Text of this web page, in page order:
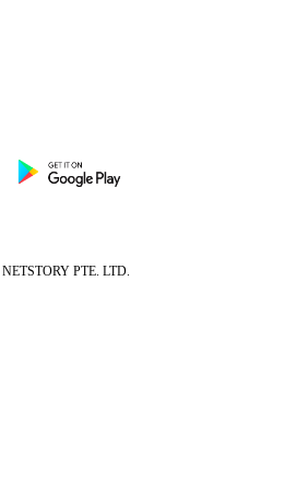
NETSTORY PTE. LTD.